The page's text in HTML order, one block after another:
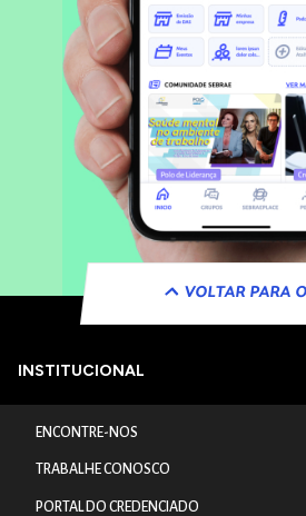
VOLTAR PARA
INSTITUCIONAL
ENCONTRE-NOS
TRABALHE CONOSCO
PORTAL DO CREDENCIADO